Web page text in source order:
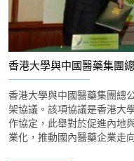
香港大學與中國醫藥集團
香港大學與中國醫藥集團總
架協議。該項協議是香港大
作協定，此舉對於促進內地
業化，推動國內醫藥企業走